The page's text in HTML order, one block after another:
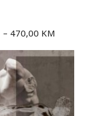
– 470,00 KM